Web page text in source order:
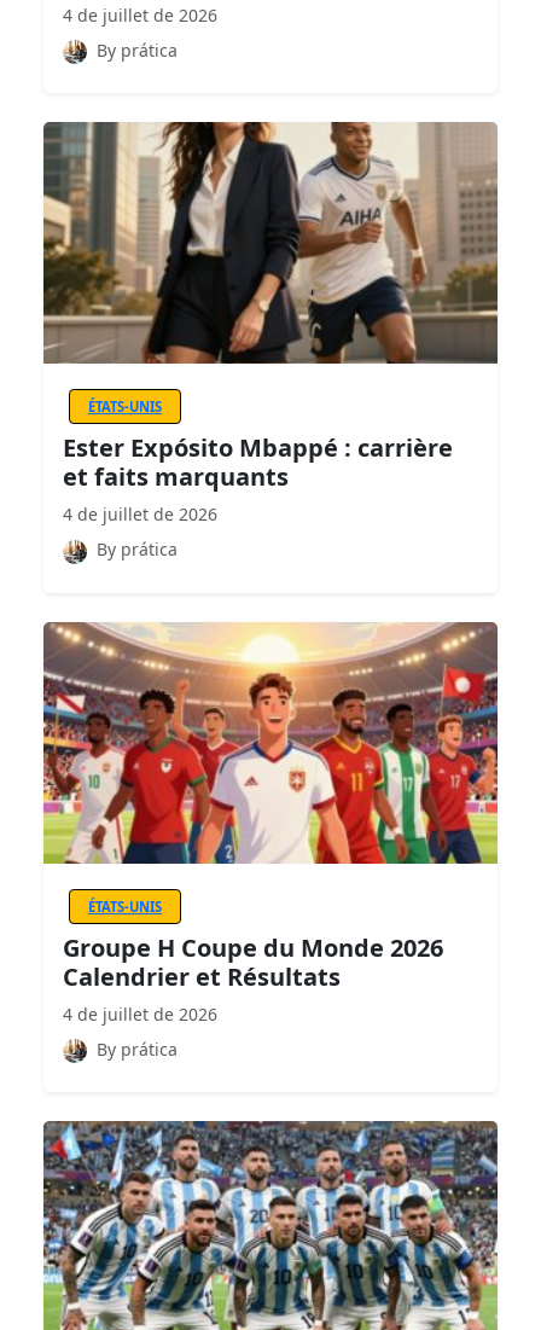
4 de juillet de 2026
By prática
ÉTATS-UNIS
Ester Expósito Mbappé : carrière
et faits marquants
4 de juillet de 2026
By prática
ÉTATS-UNIS
Groupe H Coupe du Monde 2026
Calendrier et Résultats
4 de juillet de 2026
By prática